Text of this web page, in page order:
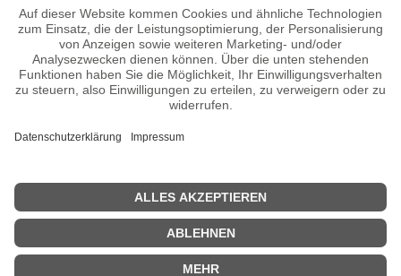
Die Stigmatisierung von
Tätowierungen verlor sich erst in der
zweiten Hälfte des 20. Jahrhunderts,
in den 1990er Jahren kam es sogar zu einem wahren Modetrend.
Zur allgemeinen gesellschaftlichen Akzeptanz trug auch bei, dass
Tattooentfernung & Sonstiges
| © 2013–2026 was-war-wann.de. Alle Rechte vorbehalten. |